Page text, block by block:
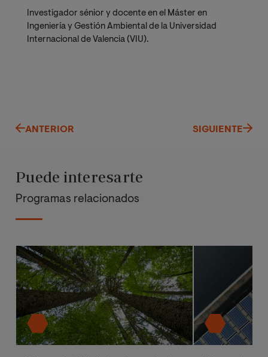
Investigador sénior y docente en el Máster en
Ingeniería y Gestión Ambiental de la Universidad
Internacional de Valencia (VIU).
ANTERIOR SIGUIENTE
Puede interesarte
Programas relacionados